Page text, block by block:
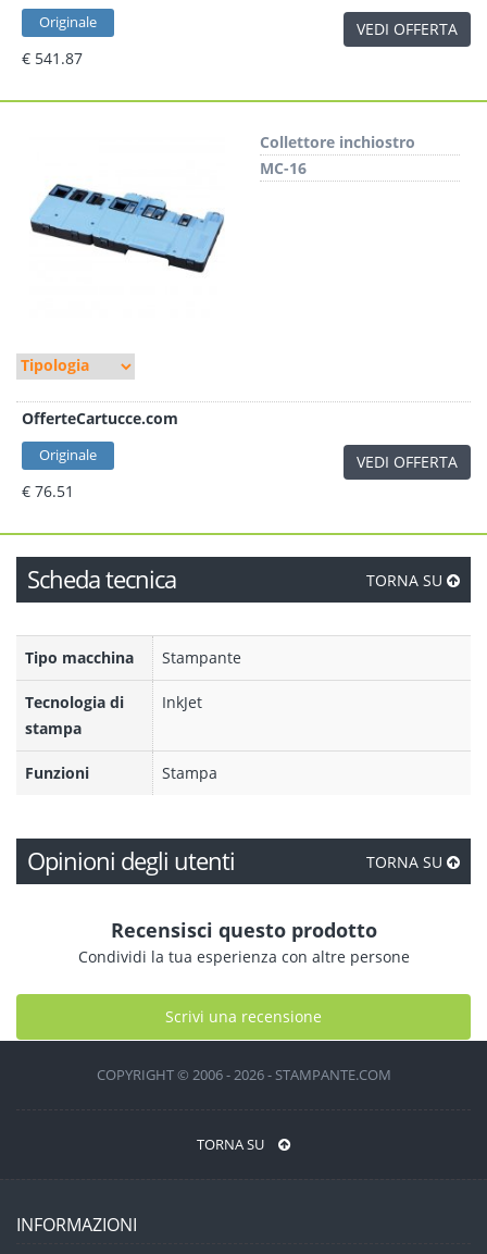
Originale
€ 541.87
VEDI OFFERTA
Collettore inchiostro
MC-16
OfferteCartucce.com
Originale
€ 76.51
VEDI OFFERTA
Scheda tecnica TORNA SU
Tipo macchina Stampante
Tecnologia di
stampa
InkJet
Funzioni Stampa
Opinioni degli utenti TORNA SU
Recensisci questo prodotto
Condividi la tua esperienza con altre persone
Scrivi una recensione
COPYRIGHT © 2006 - 2026 - STAMPANTE.COM
TORNA SU
INFORMAZIONI